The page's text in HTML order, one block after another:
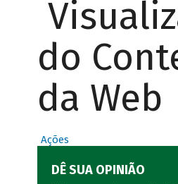
do
da Web
Ações
DÊ SUA OPINIÃO